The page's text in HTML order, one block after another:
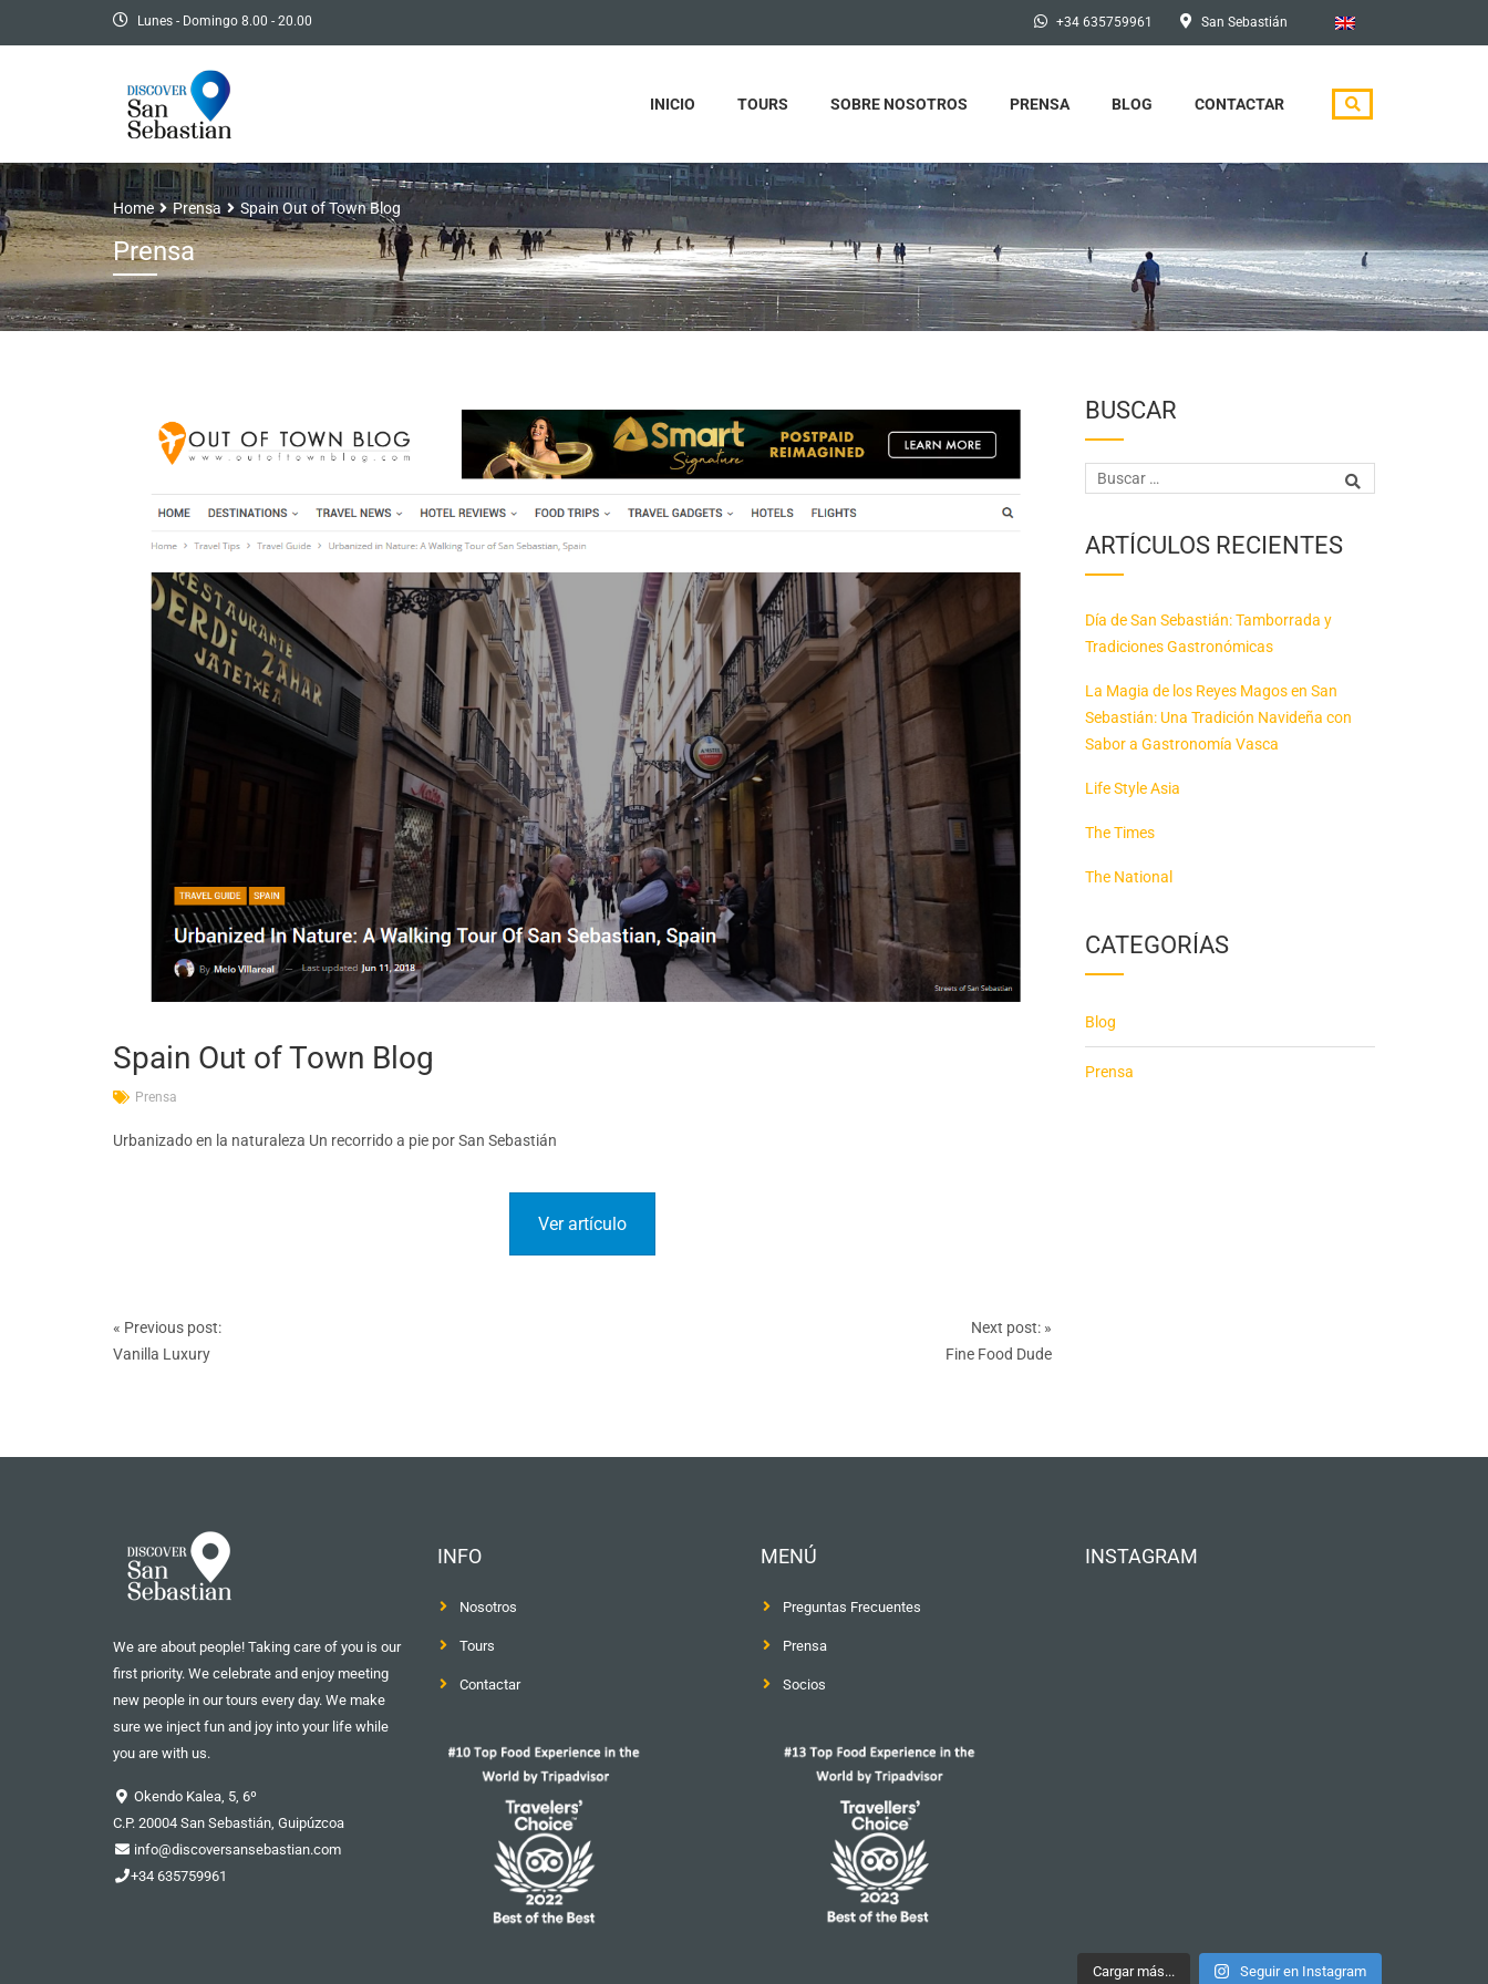
Lunes - Domingo 8.00 - 20.00 +34 635759961 San Sebastián
INICIO TOURS SOBRE NOSOTROS PRENSA BLOG CONTACTAR
Home Prensa Spain Out of Town Blog
Prensa
Spain Out of Town Blog
Prensa
Urbanizado en la naturaleza Un recorrido a pie por San Sebastián
Ver artículo
Post
navigation
« Previous post:
Vanilla Luxury
Next post: »
Fine Food Dude
BUSCAR
ARTÍCULOS RECIENTES
Día de San Sebastián: Tamborrada y
Tradiciones Gastronómicas
La Magia de los Reyes Magos en San
Sebastián: Una Tradición Navideña con
Sabor a Gastronomía Vasca
Life Style Asia
The Times
The National
CATEGORÍAS
Blog
Prensa
We are about people! Taking care of you is our
first priority. We celebrate and enjoy meeting
new people in our tours every day. We make
sure we inject fun and joy into your life while
you are with us.
Okendo Kalea, 5, 6º
C.P. 20004 San Sebastián, Guipúzcoa
info@discoversansebastian.com
+34 635759961
INFO
Nosotros
Tours
Contactar
MENÚ
Preguntas Frecuentes
Prensa
Socios
INSTAGRAM
Cargar más... Seguir en Instagram
Nuestro tour más recomendado